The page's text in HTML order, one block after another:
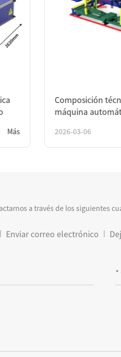
Composición técnica y
máquina automática de
2026-03-06
a través de los siguientes
Enviar correo electrónico